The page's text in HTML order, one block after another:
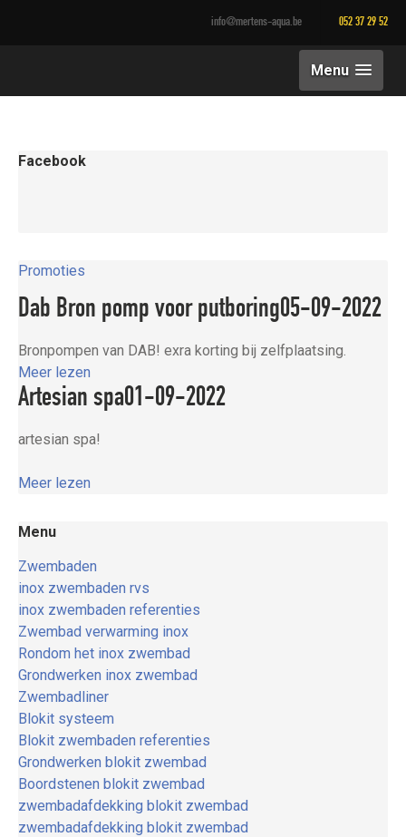
info@mertens-aqua.be 052 37 29 52
Menu
Facebook
Promoties
Dab Bron pomp voor putboring05-09-2022
Bronpompen van DAB! exra korting bij zelfplaatsing.
Meer lezen
Artesian spa01-09-2022
artesian spa!
Meer lezen
Menu
Zwembaden
inox zwembaden rvs
inox zwembaden referenties
Zwembad verwarming inox
Rondom het inox zwembad
Grondwerken inox zwembad
Zwembadliner
Blokit systeem
Blokit zwembaden referenties
Grondwerken blokit zwembad
Boordstenen blokit zwembad
zwembadafdekking blokit zwembad
zwembadafdekking blokit zwembad